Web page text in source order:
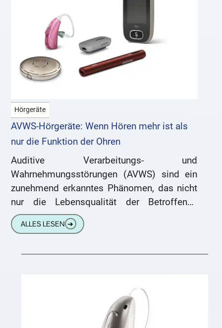
Hörgeräte
AVWS-Hörgeräte: Wenn Hören mehr ist als
nur die Funktion der Ohren
Auditive Verarbeitungs- und
Wahrnehmungsstörungen (AVWS) sind ein
zunehmend erkanntes Phänomen, das nicht
nur die Lebensqualität der Betroffenen
einschränkt, sondern auch oft
missverstanden wird. Besonders bei Kindern
ALLES LESEN ➔